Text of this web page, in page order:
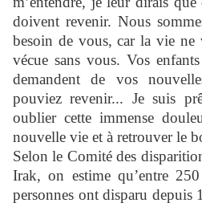
doivent revenir. Nous
besoin de vous, car la vie ne
vécue sans vous. Vos
demandent de vos
pouviez revenir... Je suis
oublier cette immense
nouvelle vie et à retrouver le
Selon le Comité des
Irak, on estime qu’entre
personnes ont disparu depuis